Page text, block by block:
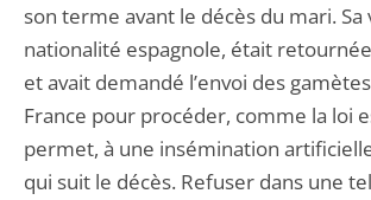
son terme avant le décès du mari. Sa
nationalité espagnole, était
et avait demandé l’envoi des
France pour procéder, comme la loi
permet, à une insémination
qui suit le décès. Refuser dans une